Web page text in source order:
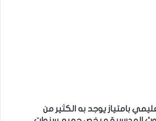
بامتياز يوجد به الكثير من